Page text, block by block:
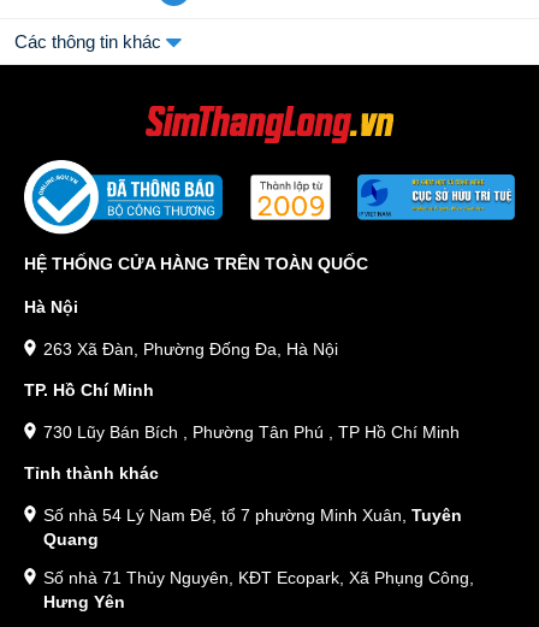
Các thông tin khác
HỆ THỐNG CỬA HÀNG TRÊN TOÀN QUỐC
Hà Nội
263 Xã Đàn, Phường Đống Đa, Hà Nội
TP. Hồ Chí Minh
730 Lũy Bán Bích , Phường Tân Phú , TP Hồ Chí Minh
Tỉnh thành khác
Số nhà 54 Lý Nam Đế, tổ 7 phường Minh Xuân, Tuyên
Quang
Số nhà 71 Thủy Nguyên, KĐT Ecopark, Xã Phụng Công,
Hưng Yên